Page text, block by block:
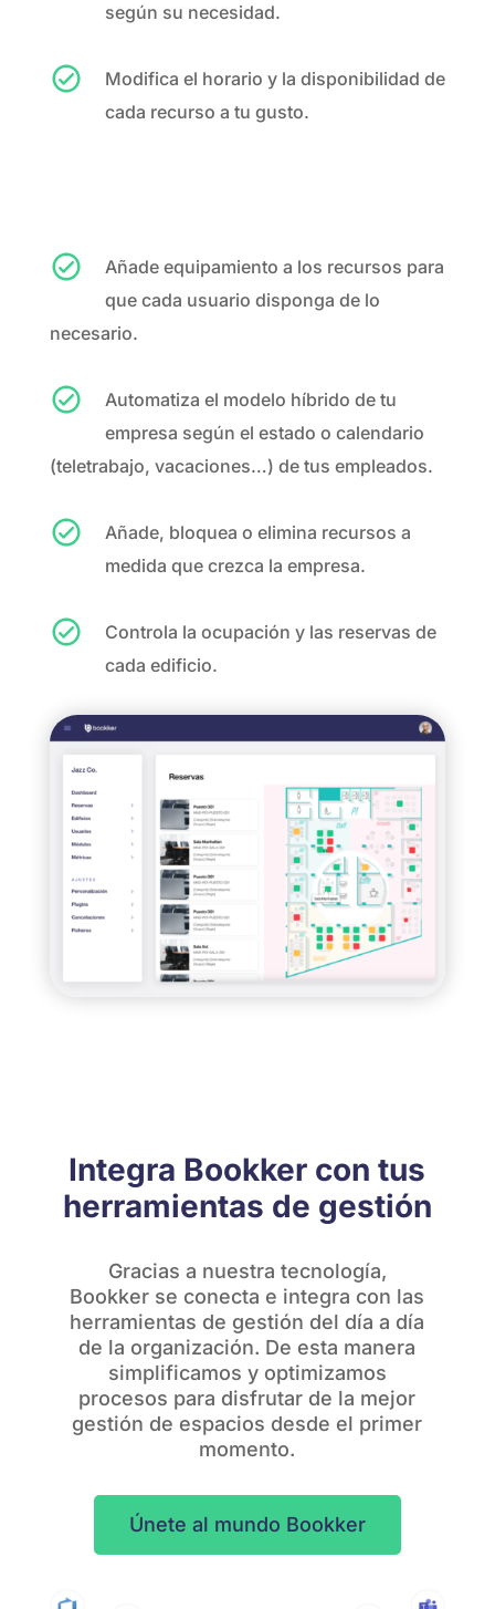
según su necesidad.
Modifica el horario y la disponibilidad de
cada recurso a tu gusto.
Añade equipamiento a los recursos para
que cada usuario disponga de lo
necesario.
Automatiza el modelo híbrido de tu
empresa según el estado o calendario
(teletrabajo, vacaciones…) de tus empleados.
Añade, bloquea o elimina recursos a
medida que crezca la empresa.
Controla la ocupación y las reservas de
cada edificio.
Integra Bookker con tus
herramientas de gestión
Gracias a nuestra tecnología,
Bookker se conecta e integra con las
herramientas de gestión del día a día
de la organización. De esta manera
simplificamos y optimizamos
procesos para disfrutar de la mejor
gestión de espacios desde el primer
momento.
Únete al mundo Bookker